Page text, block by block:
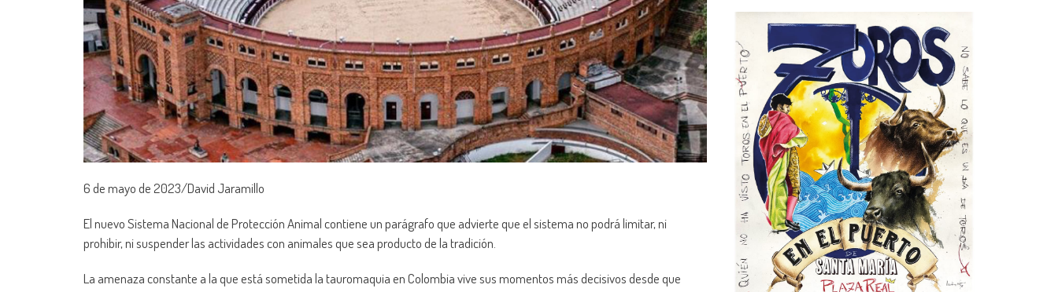
6 de mayo de 2023/David Jaramillo
El nuevo Sistema Nacional de Protección Animal contiene un parágrafo que advierte que el sistema no podrá limitar, ni
prohibir, ni suspender las actividades con animales que sea producto de la tradición.
La amenaza constante a la que está sometida la tauromaquia en Colombia vive sus momentos más decisivos desde que